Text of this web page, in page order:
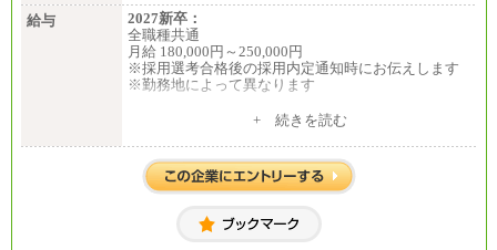
給与
2027新卒：
全職種共通
月給 180,000円～250,000円
※採用選考合格後の採用内定通知時にお伝えします
※勤務地によって異なります
月給 200,000円～250,000円
入社時の処遇は経験・能力を考慮の上、当社規程に
より決定します。
お伝えします。
+ 続きを読む